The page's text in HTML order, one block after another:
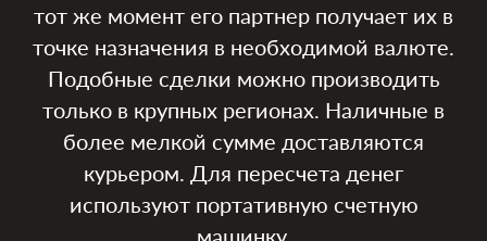
тот же момент его партнер получает их в
точке назначения в необходимой валюте.
Подобные сделки можно производить
только в крупных регионах. Наличные в
более мелкой сумме доставляются
курьером. Для пересчета денег
используют портативную счетную
машинку.